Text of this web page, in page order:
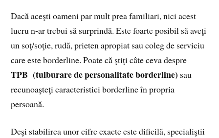
Dacă aceşti oameni par mult prea familiari, nici acest
lucru n-ar trebui să surprindă. Este foarte posibil să aveţi
un soţ/soţie, rudă, prieten apropiat sau coleg de serviciu
care este borderline. Poate că ştiţi câte ceva despre
TPB (tulburare de personalitate borderline) sau
recunoaşteţi caracteristici borderline în propria
persoană.
Deşi stabilirea unor cifre exacte este dificilă, specialiştii